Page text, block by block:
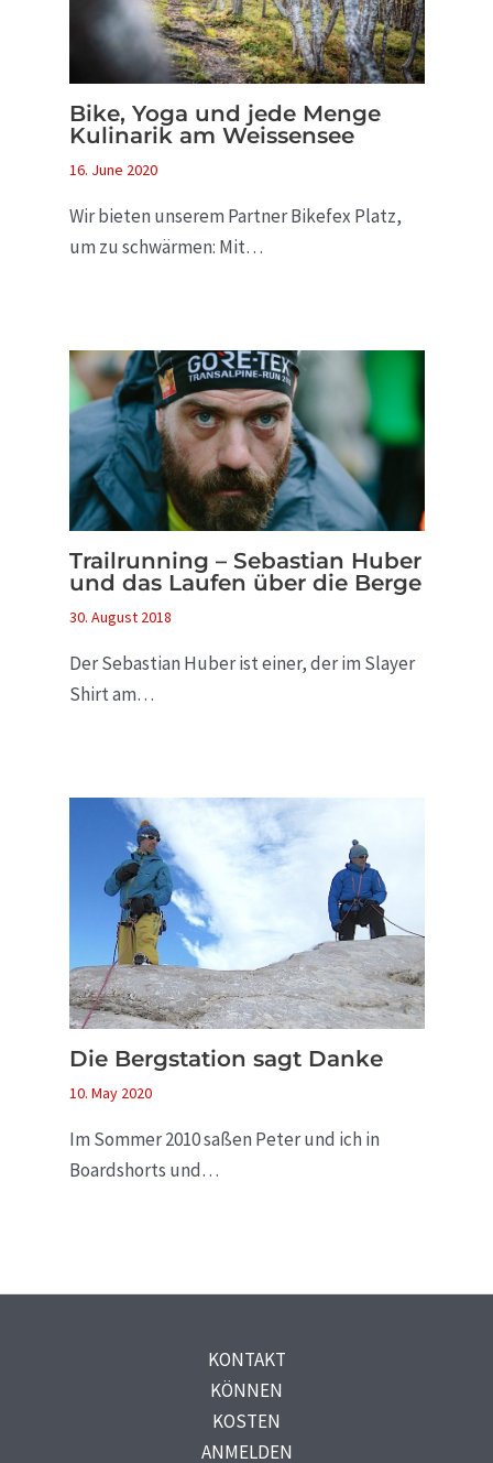
Bike, Yoga und jede Menge
Kulinarik am Weissensee
16. June 2020
Wir bieten unserem Partner Bikefex Platz,
um zu schwärmen: Mit…
Trailrunning – Sebastian Huber
und das Laufen über die Berge
30. August 2018
Der Sebastian Huber ist einer, der im Slayer
Shirt am…
Die Bergstation sagt Danke
10. May 2020
Im Sommer 2010 saßen Peter und ich in
Boardshorts und…
KONTAKT
KÖNNEN
KOSTEN
ANMELDEN